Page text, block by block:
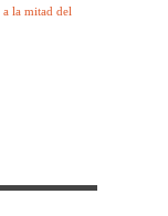
la mitad del